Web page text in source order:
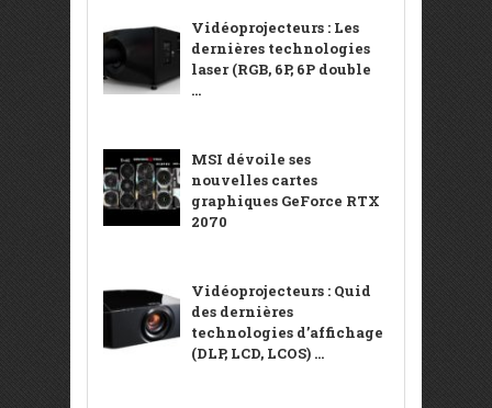
Vidéoprojecteurs : Les
dernières technologies
laser (RGB, 6P, 6P double
...
MSI dévoile ses
nouvelles cartes
graphiques GeForce RTX
2070
Vidéoprojecteurs : Quid
des dernières
technologies d’affichage
(DLP, LCD, LCOS) ...